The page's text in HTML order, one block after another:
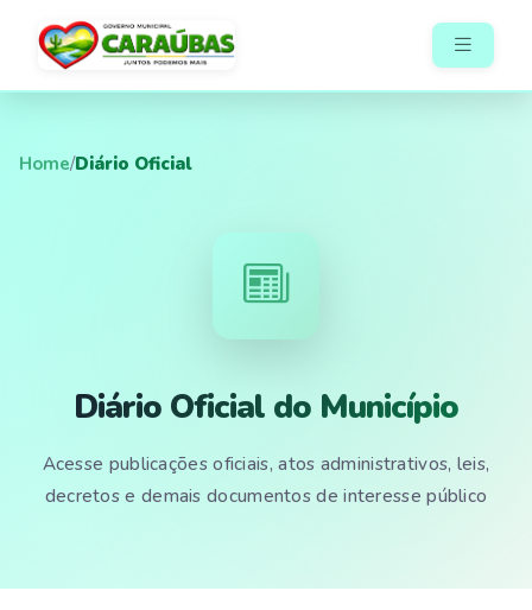
Home/Diário Oficial
Diário Oficial do Município
Acesse publicações oficiais, atos administrativos, leis,
decretos e demais documentos de interesse público